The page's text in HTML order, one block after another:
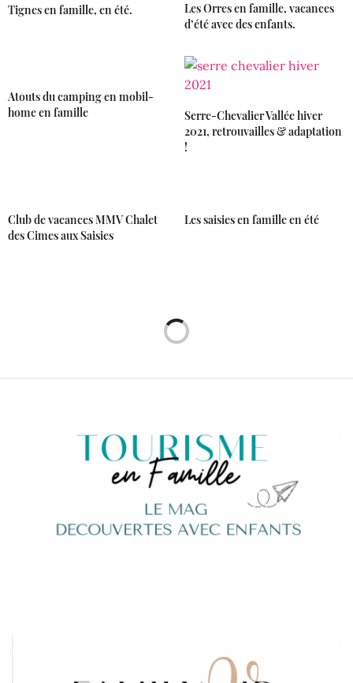
Tignes en famille, en été.
Les Orres en famille, vacances
d’été avec des enfants.
Atouts du camping en mobil-
home en famille
Serre-Chevalier Vallée hiver
2021, retrouvailles & adaptation
!
Club de vacances MMV Chalet
des Cimes aux Saisies
Les saisies en famille en été